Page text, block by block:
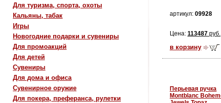
Для туризма, спорта, охоты
Кальяны, табак
Игры
Новогодние подарки и сувениры
Для промоакций
Для детей
Сувениры
Для дома и офиса
Сувенирное оружие
Для покера, преферанса, рулетки
артикул: 09928
Цена: 113487 руб.
в корзину
Перьевая ручка
Montblanc